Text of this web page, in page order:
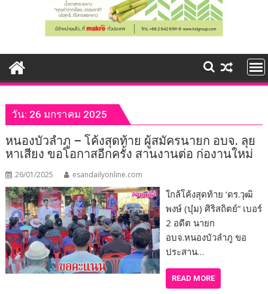
วัน: 26 มกราคม 2025
หนองบัวลำภู – โค้งสุดท้าย ผู้สมัครนายก อบจ. ลุย
หาเสียง ขอโอกาสอีกครั้ง สานงานต่อ ก่องานใหม่
26/01/2025 esandailyonline.com
ใกล้โค้งสุดท้าย ‘ดร.วุฒิ
พงษ์ (บุ๋ม) ศิริสถิตย์” เบอร์
2 อดีต นายก
อบจ.หนองบัวลำภู ขอ
ประสาน…
READ MORE